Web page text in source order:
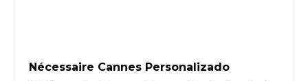
Nécessaire Cannes Personalizado